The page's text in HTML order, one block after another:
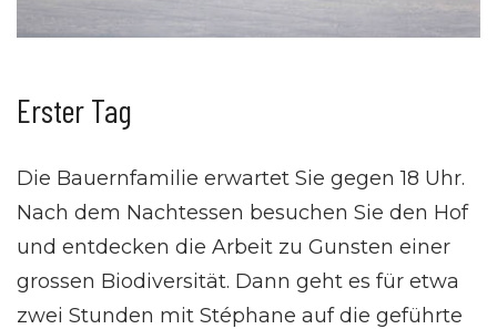
Erster Tag
Die Bauernfamilie erwartet Sie gegen 18 Uhr.
Nach dem Nachtessen besuchen Sie den Hof
und entdecken die Arbeit zu Gunsten einer
grossen Biodiversität. Dann geht es für etwa
zwei Stunden mit Stéphane auf die geführte